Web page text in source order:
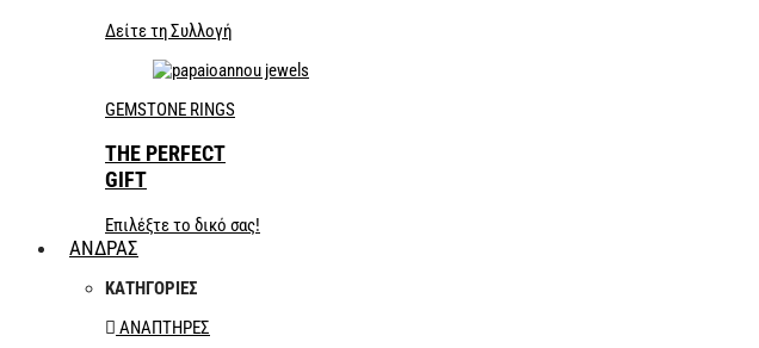
Δείτε τη Συλλογή
GEMSTONE RINGS
THE PERFECT
GIFT
Επιλέξτε το δικό σας!
ΑΝΔΡΑΣ
ΚΑΤΗΓΟΡΙΕΣ
ΑΝΑΠΤΗΡΕΣ